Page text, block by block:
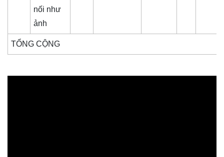
nối như
ảnh
TỔNG CỘNG